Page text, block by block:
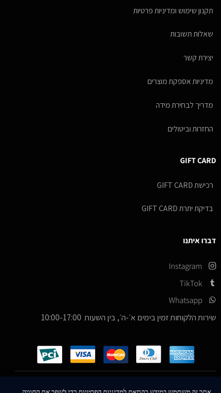
תקנון שימוש ומדיניות פרטיות
שאלות תשובות
יצירת קשר
מדיניות אספקת מוצרים
מדריך לבחירת מידה
החזרות וביטולים
GIFT CARD
רכישת GIFT CARD
בדיקת יתרת GIFT CARD
דברו איתנו
Instagram
TikTok
Whatsapp
שירות הלקוחות זמין בימים א׳-ה׳, בין השעות 10:00-17:00